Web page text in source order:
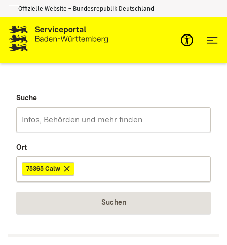
Zum Inhalt springen
Zur Suche springen
Offizielle Website – Bundesrepublik Deutschland
Suche
Ort
75365 Calw
Suchen